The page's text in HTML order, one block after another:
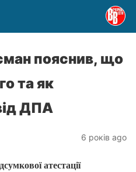
пояснив, що
та як
ДПА
6 років ago
атестації